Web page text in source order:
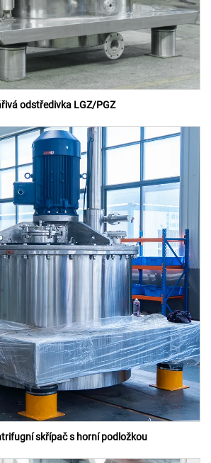
odstředivka LGZ/PGZ
skřípač s horní podložkou